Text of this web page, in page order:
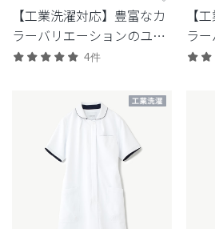
【工業洗濯対応】豊富なカ
ラーバリエーションのユニ
セックススクラブ
4件
【
ラ
セッ